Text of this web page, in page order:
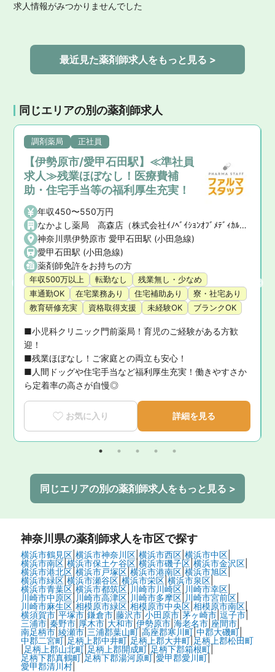
求人情報がみつかりませんでした
最近見た薬剤師求人をもっと見る >
同じエリアの別の薬剤師求人
調剤薬局 正社員
【伊勢原市/愛甲石田駅】≪準社員
求人≫残業ほぼなし！医療費補
助・住宅手当等の福利厚生充実！
年収450〜550万円
なかよし薬局 高森店（株式会社ｲﾉﾍﾞｲｼｮﾝｵﾌﾞﾒﾃﾞｨｶﾙｻｰﾋﾞｽ）
神奈川県伊勢原市 愛甲石田駅 (小田急線)
愛甲石田駅 (小田急線)
薬剤師免許をお持ちの方
年収500万以上 転勤なし
残業無し・少なめ
車通勤OK
在宅業務あり 住宅補助あり
寮・社宅あり
教育研修充実
資格取得支援 未経験OK ブランクOK
■小児科クリニック門前薬局！育児のご経験がある方歓
迎！
■残業ほぼなし！ご家庭との両立も安心！
■人間ドッグや住宅手当など福利厚生充実！働きやすさか
ら定着率の高さが自慢◎
お気に入り 詳細を見る
同じエリアの別の薬剤師求人をもっと見る >
神奈川県の薬剤師求人を市区で探す
横浜市鶴見区| 横浜市神奈川区| 横浜市西区| 横浜市中区|
横浜市南区| 横浜市保土ケ谷区|横浜市磯子区| 横浜市金沢区|
横浜市港北区| 横浜市戸塚区| 横浜市港南区| 横浜市旭区|
横浜市緑区| 横浜市瀬谷区| 横浜市栄区| 横浜市泉区|
横浜市青葉区| 横浜市都筑区| 川崎市川崎区| 川崎市幸区|
川崎市中原区| 川崎市高津区| 川崎市多摩区| 川崎市宮前区|
川崎市麻生区|相模原市緑区|相模原市中央区| 相模原市南区|
横須賀市| 平塚市| 鎌倉市| 藤沢市| 小田原市| 茅ヶ崎市| 逗子市|
三浦市| 秦野市| 厚木市| 大和市| 伊勢原市| 海老名市| 座間市|
南足柄市| 綾瀬市| 三浦郡葉山町| 高座郡寒川町| 中郡大磯町|
中郡二宮町| 足柄上郡中井町| 足柄上郡大井町| 足柄上郡松田町
足柄上郡山北町| 足柄上郡開成町| 足柄下郡箱根町|
足柄下郡真鶴町| 足柄下郡湯河原町| 愛甲郡愛川町|
愛甲郡清川村|